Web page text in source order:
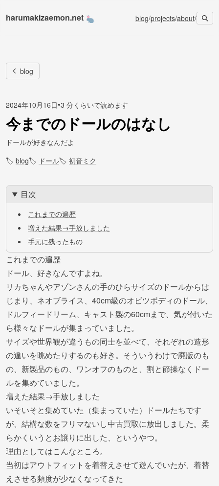
harumakizaemon.net blog/projects/about/
blog
2024年10月16日•3 分くらいで読めます
今までのドールのはなし
ドールが好きなんだよ
🏷 blog🏷 ドール🏷 初音ミク
目次
これまでの遍歴
増えた結果→手放しました
手元に残ったもの
これまでの遍歴
ドール、好きなんですよね。
リカちゃんやアゾンさんの手のひらサイズのドールからは
じまり、ネオブライス、40cm級のオビツボディのドール、
ドルフィードリーム、キャスト製の60cmまで、気が付いた
ら様々なドールが集まっていました。
サイズや世界観が違うもの同士を並べて、それぞれの造形
の違いを眺めたりするのも好き。そういうわけで廃版のも
の、新製品のもの、ワンオフのものと、割と節操なくドー
ルを集めていました。
増えた結果→手放しました
いそいそと集めていた（集まっていた）ドールたちです
が、結構な数をフリマないし中古買取に放出しました。柔
らかくいうとお譲りに出した、というやつ。
理由としてはこんなところ。
当初はアウトフィットを着替えさせて遊んでいたが、着替
えさせる頻度が少なくなってきた